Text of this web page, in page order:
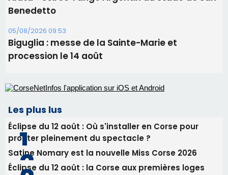
06/08/2026 15:57
Ucciani – Marché des producteurs à Cruculi le
11 août
06/08/2026 15:25
projection sous les étoiles
Alata - Soirée Tango Argentin au stade de San
Benedetto
05/08/2026 09:53
Biguglia : messe de la Sainte-Marie et